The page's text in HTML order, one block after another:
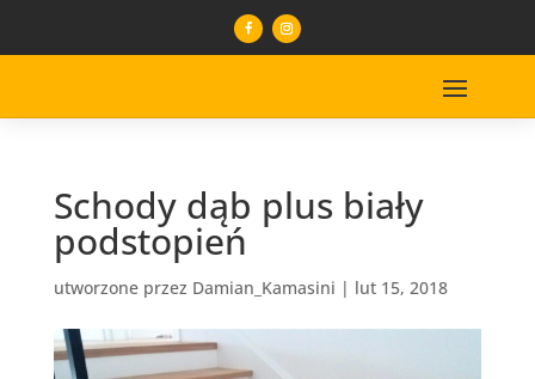
Schody dąb plus biały
podstopień
utworzone przez Damian_Kamasini | lut 15, 2018